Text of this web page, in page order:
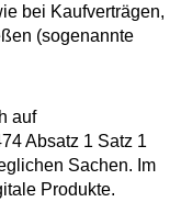
bei Kaufverträgen,
(sogenannte
auf
Absatz 1 Satz 1
Sachen. Im
Produkte.